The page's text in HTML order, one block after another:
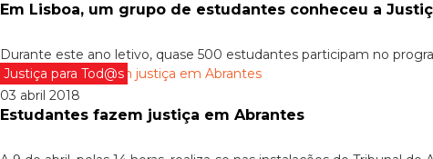
Em Lisboa, um grupo de estudantes conheceu a
Durante este ano letivo, quase 500 estudantes participam no
Justiça para Tod@s
03 abril 2018
Estudantes fazem justiça em Abrantes